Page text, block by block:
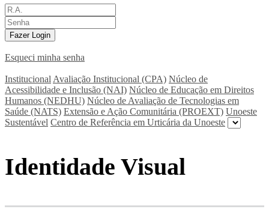
Fazer Login
Esqueci minha senha
Institucional Avaliação Institucional (CPA) Núcleo de
Acessibilidade e Inclusão (NAI) Núcleo de Educação em Direitos
Humanos (NEDHU) Núcleo de Avaliação de Tecnologias em
Saúde (NATS) Extensão e Ação Comunitária (PROEXT) Unoeste
Sustentável Centro de Referência em Urticária da Unoeste
Identidade Visual